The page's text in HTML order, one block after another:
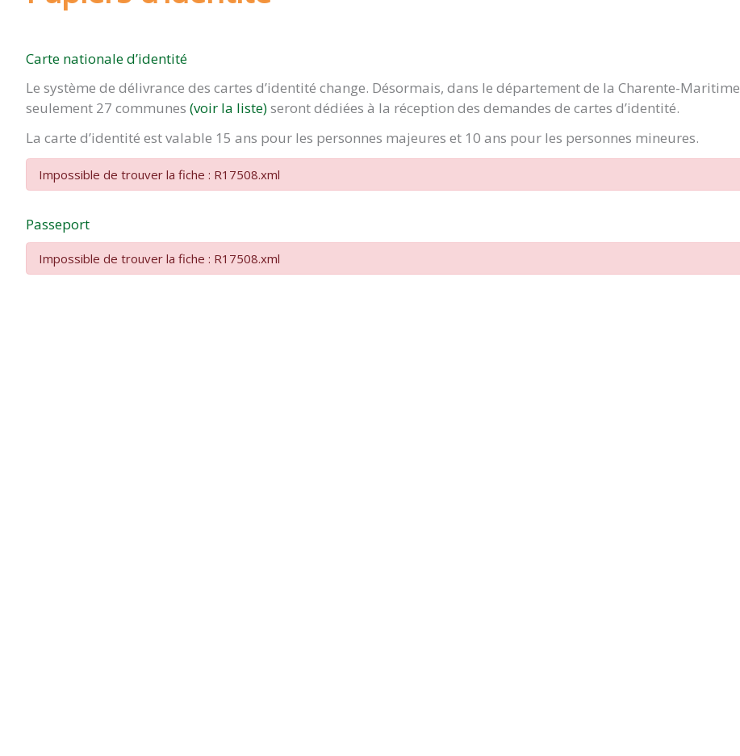
Carte nationale d’identité
Le système de délivrance des cartes d’identité change. Désormais, dans le département de la Charente-Maritime
seulement 27 communes (voir la liste)seront dédiées à la réception des demandes de cartes d’identité.
La carte d’identité est valable 15 ans pour les personnes majeures et 10 ans pour les personnes mineures.
Impossible de trouver la fiche : R17508.xml
Passeport
Impossible de trouver la fiche : R17508.xml